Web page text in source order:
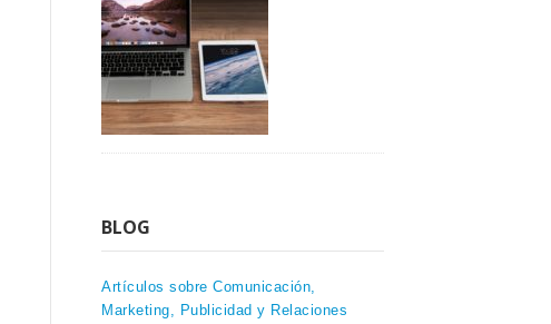
BLOG
Artículos sobre Comunicación,
Marketing, Publicidad y Relaciones